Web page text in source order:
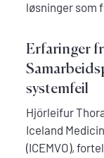
løsninger som
Erfaringer
systemfeil
Hjörleifur
Iceland
(ICEMVO),